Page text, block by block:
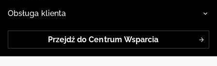
Obsługa klienta
Przejdź do Centrum Wsparcia